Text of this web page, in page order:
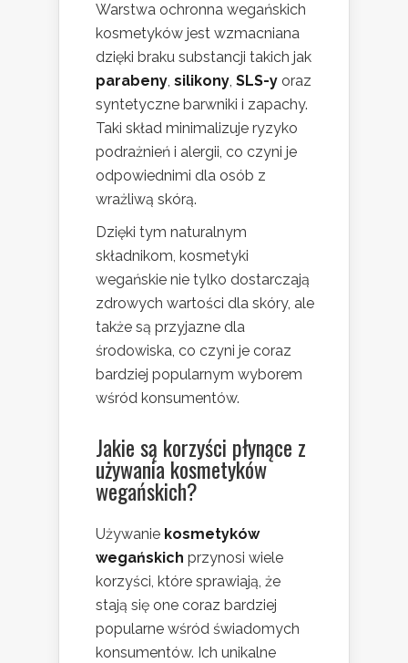
Warstwa ochronna wegańskich
kosmetyków jest wzmacniana
dzięki braku substancji takich jak
parabeny, silikony, SLS-y oraz
syntetyczne barwniki i zapachy.
Taki skład minimalizuje ryzyko
podrażnień i alergii, co czyni je
odpowiednimi dla osób z
wrażliwą skórą.
Dzięki tym naturalnym
składnikom, kosmetyki
wegańskie nie tylko dostarczają
zdrowych wartości dla skóry, ale
także są przyjazne dla
środowiska, co czyni je coraz
bardziej popularnym wyborem
wśród konsumentów.
Jakie są korzyści płynące z
używania kosmetyków
wegańskich?
Używanie kosmetyków
wegańskich przynosi wiele
korzyści, które sprawiają, że
stają się one coraz bardziej
popularne wśród świadomych
konsumentów. Ich unikalne